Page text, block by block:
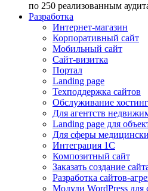
по 250 реализованным
Разработка
Интернет-магазин
Корпоративный сайт
Мобильный сайт
Сайт-визитка
Портал
Landing page
Техподдержка сайтов
Обслуживание
Для агентств
Landing page для
Для сферы
Интеграция 1С
Композитный сайт
Заказать создание
Разработка сайтов-
Модули WordPress